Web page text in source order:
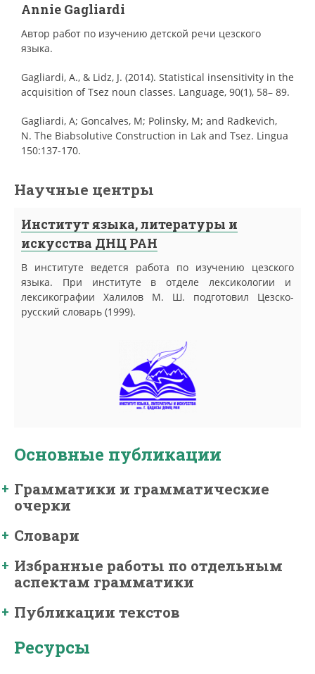
Annie Gagliardi
Автор работ по изучению детской речи цезского
языка.
Gagliardi, A., & Lidz, J. (2014). Statistical insensitivity in the
acquisition of Tsez noun classes. Language, 90(1), 58– 89.
Gagliardi, A; Goncalves, M; Polinsky, M; and Radkevich,
N. The Biabsolutive Construction in Lak and Tsez. Lingua
150:137-170.
Научные центры
Институт языка, литературы и
искусства ДНЦ РАН
В институте ведется работа по изучению цезского
языка. При институте в отделе лексикологии и
лексикографии Халилов М. Ш. подготовил Цезско-
русский словарь (1999).
Основные публикации
Грамматики и грамматические
очерки
Словари
Избранные работы по отдельным
аспектам грамматики
Публикации текстов
Ресурсы